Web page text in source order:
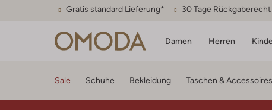
Gratis standard Lieferung* 30 Tage Rückgaberecht
Damen Herren
Sale Schuhe Bekleidung Taschen & Accessoires